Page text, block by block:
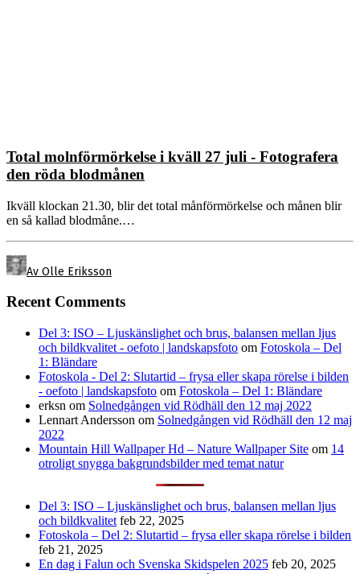
Total molnförmörkelse i kväll 27 juli - Fotografera
den röda blodmånen
Ikväll klockan 21.30, blir det total månförmörkelse och månen blir
en så kallad blodmåne.…
Av Olle Eriksson
Recent Comments
Del 3: ISO – Ljuskänslighet och brus, balansen mellan ljus
och bildkvalitet - oefoto | landskapsfoto om Fotoskola – Del
1: Bländare
Fotoskola - Del 2: Slutartid – frysa eller skapa rörelse i bilden
- oefoto | landskapsfoto om Fotoskola – Del 1: Bländare
erksn om Solnedgången vid Rödhäll den 12 maj 2022
Lennart Andersson om Solnedgången vid Rödhäll den 12 maj
2022
Mountain Hill Wallpaper Hd – Nature Wallpaper Site om 14
otroligt snygga bakgrundsbilder med temat natur
Del 3: ISO – Ljuskänslighet och brus, balansen mellan ljus
och bildkvalitet feb 22, 2025
Fotoskola – Del 2: Slutartid – frysa eller skapa rörelse i bilden
feb 21, 2025
En dag i Falun och Svenska Skidspelen 2025 feb 20, 2025